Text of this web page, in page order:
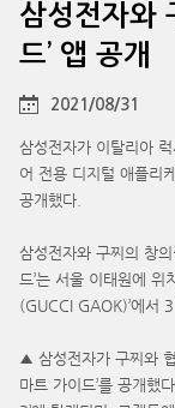
삼성전자와
드’ 앱 공개
2021/08/31
삼성전자가 이탈리아
어 전용 디지털 애플리
공개했다.
삼성전자와 구찌의 창
드’는 서울 이태원에 위
(GUCCI GAOK)’에서
▲ 삼성전자가 구찌와
마트 가이드’를 공개했